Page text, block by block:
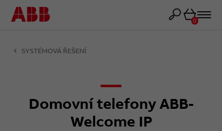
Košík
0
SYSTÉMOVÁ ŘEŠENÍ
Domovní telefony ABB-
Welcome IP